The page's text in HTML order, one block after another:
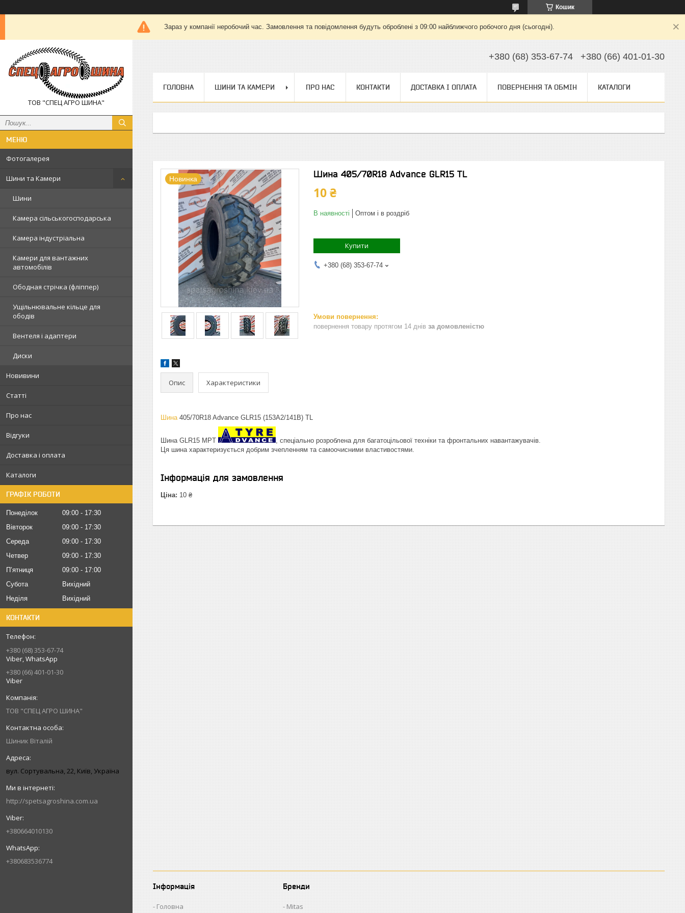
Кошик
Зараз у компанії неробочий час. Замовлення та повідомлення будуть оброблені з 09:00 найближчого робочого дня (сьогодні).
ТОВ "СПЕЦ АГРО ШИНА"
Фотогалерея
Шини та Камери
Шини
Камера сільськогосподарська
Камера індустріальна
Камери для вантажних
автомобілів
Ободная стрічка (фліппер)
Ущільнювальне кільце для
ободів
Вентеля і адаптери
Диски
Новивини
Статті
Про нас
Відгуки
Доставка і оплата
Каталоги
ГРАФІК РОБОТИ
Понеділок 09:00
17:30
Вівторок
09:00
17:30
Середа
09:00
17:30
Четвер
09:00
17:30
Пʼятниця
09:00
17:00
Субота
Вихідний
Неділя
Вихідний
КОНТАКТИ
+380 (68) 353-67-74
Viber, WhatsApp
+380 (66) 401-01-30
Viber
ТОВ "СПЕЦ АГРО ШИНА"
Шиник Віталій
вул. Сортувальна, 22, Київ, Україна
http://spetsagroshina.com.ua
+380664010130
+380683536774
+380 (68) 353-67-74 +380 (66) 401-01-30
ГОЛОВНА ШИНИ ТА КАМЕРИ ПРО НАС КОНТАКТИ ДОСТАВКА І ОПЛАТА ПОВЕРНЕННЯ ТА ОБМІН КАТАЛОГИ
Новинка Шина 405/70R18 Advance GLR15 TL
10 ₴
В наявності Оптом і в роздріб
Купити
+380 (68) 353-67-74
повернення товару протягом 14 днів за домовленістю
Опис Характеристики
Шина405/70R18 Advance GLR15 (153A2/141B) TL
Шина GLR15 MPT
, спеціально розроблена для багатоцільової техніки та фронтальних навантажувачів.
Ця шина характеризується добрим зчепленням та самоочисними властивостями.
Інформація для замовлення
Ціна: 10 ₴
Інформація
Головна
Бренди
Mitas